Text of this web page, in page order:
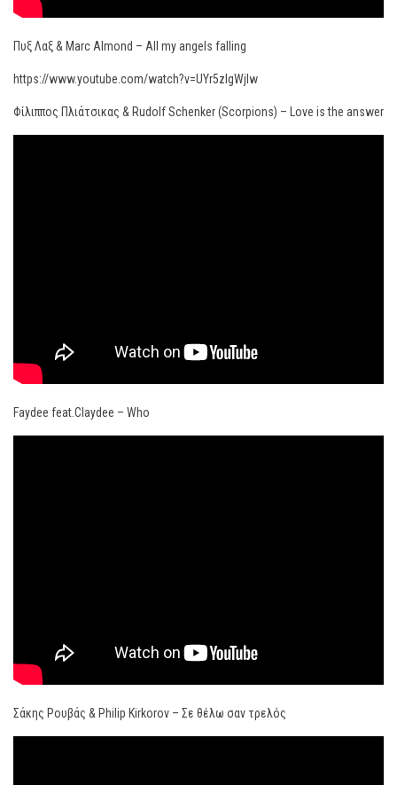
Πυξ Λαξ & Marc Almond – All my angels falling
https://www.youtube.com/watch?v=UYr5zIgWjIw
Φίλιππος Πλιάτσικας & Rudolf Schenker (Scorpions) – Love is the answer
Faydee feat.Claydee – Who
Σάκης Ρουβάς & Philip Kirkorov – Σε θέλω σαν τρελός